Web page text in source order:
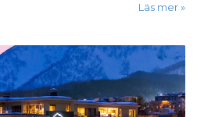
Läs mer